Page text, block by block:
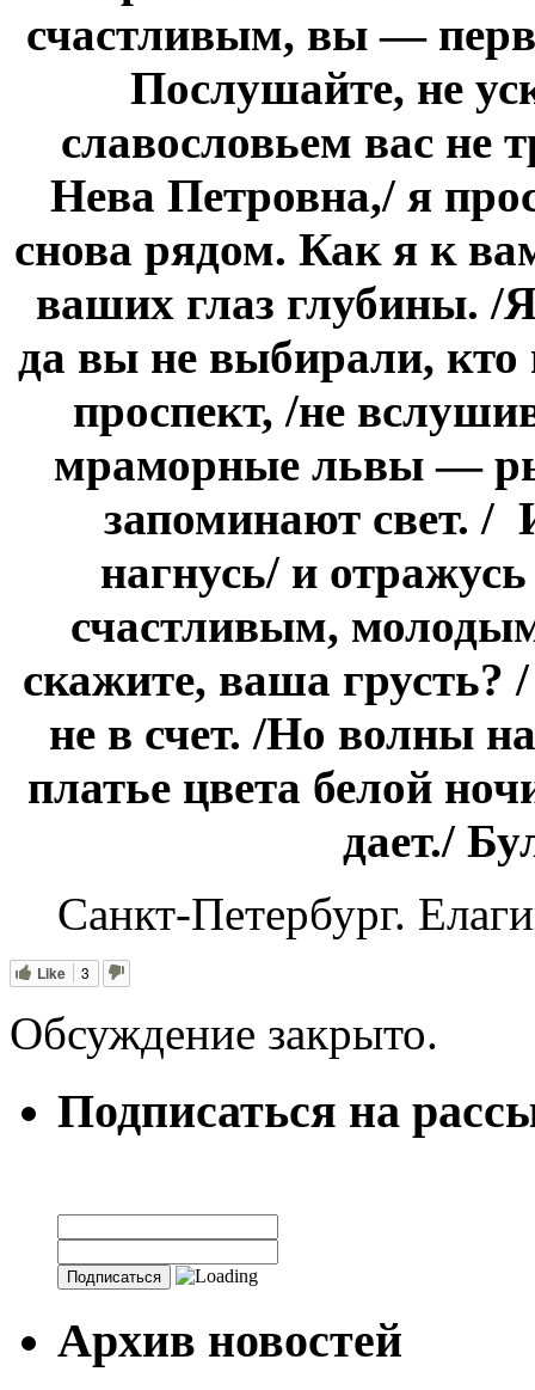
счастливым, вы —
Послушайте, не
славословьем вас не
Нева Петровна,/ я
снова рядом. Как я к
ваших глаз глубины. /
да вы не выбирали,
проспект, /не
мраморные львы —
запоминают свет. /
нагнусь/ и
счастливым,
скажите, ваша грусть?
не в счет. /Но волны
платье цвета белой
дает./
Санкт-Петербург.
Like 3
Обсуждение закрыто.
Подписаться на
Архив новостей